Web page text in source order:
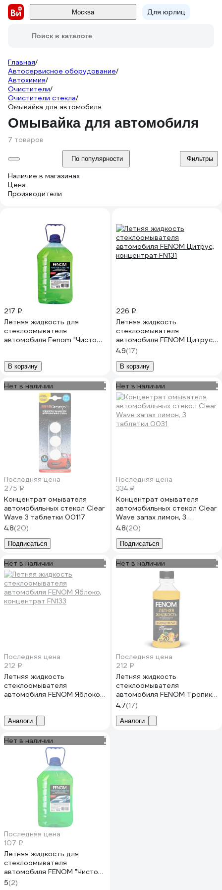
Москва Для юрлиц
Поиск в каталоге
Главная/
Автосервисное оборудование/
Автохимия/
Очистители/
Очистители стекла/
Омывайка для автомобиля
Омывайка для автомобиля
7 товаров
По популярности Фильтры
Наличие в магазинах
Цена
Производители
217 ₽
Летняя жидкость для
стеклоомывателя
автомобиля Fenom "Чистое
В корзину
226 ₽
Летняя жидкость
стеклоомывателя
автомобиля FENOM Цитрус,
концентрат FN131
4.9(17)
В корзину
Нет в наличии
Последняя цена
275 ₽
Концентрат омывателя
автомобильных стекол Clear
Wave 3 таблетки 00117
4.8(20)
Подписаться
Нет в наличии
Последняя цена
334 ₽
Концентрат омывателя
автомобильных стекол Clear
Wave запах лимон, 3
таблетки 0031
4.8(20)
Подписаться
Нет в наличии
Последняя цена
212 ₽
Летняя жидкость
стеклоомывателя
автомобиля FENOM Яблоко,
Аналоги
Нет в наличии
Последняя цена
212 ₽
Летняя жидкость
стеклоомывателя
автомобиля FENOM Тропик,
концентрат FN132
4.7(17)
Аналоги
Нет в наличии
Последняя цена
107 ₽
Летняя жидкость для
стеклоомывателя
автомобиля FENOM "Чистое
стекло" FN122
5(2)